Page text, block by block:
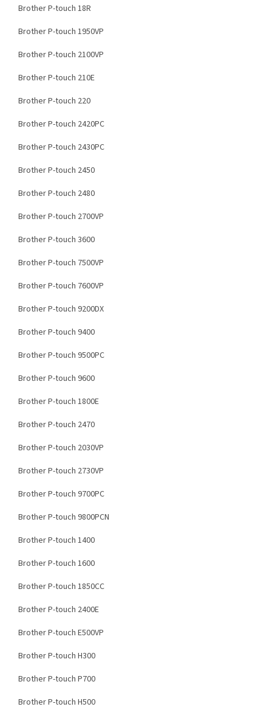
Brother P-touch 18R
Brother P-touch 1950VP
Brother P-touch 2100VP
Brother P-touch 210E
Brother P-touch 220
Brother P-touch 2420PC
Brother P-touch 2430PC
Brother P-touch 2450
Brother P-touch 2480
Brother P-touch 2700VP
Brother P-touch 3600
Brother P-touch 7500VP
Brother P-touch 7600VP
Brother P-touch 9200DX
Brother P-touch 9400
Brother P-touch 9500PC
Brother P-touch 9600
Brother P-touch 1800E
Brother P-touch 2470
Brother P-touch 2030VP
Brother P-touch 2730VP
Brother P-touch 9700PC
Brother P-touch 9800PCN
Brother P-touch 1400
Brother P-touch 1600
Brother P-touch 1850CC
Brother P-touch 2400E
Brother P-touch E500VP
Brother P-touch H300
Brother P-touch P700
Brother P-touch H500